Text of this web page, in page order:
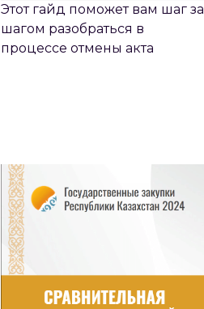
Этот гайд поможет вам шаг за
шагом разобраться в
процессе отмены акта